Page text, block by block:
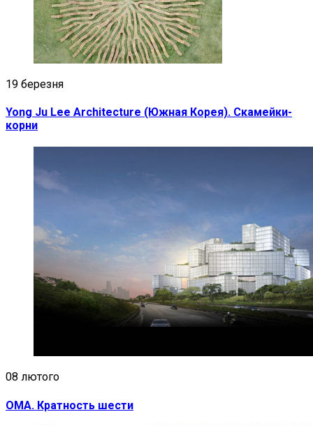
19 березня
Yong Ju Lee Architecture (Южная Корея). Скамейки-
корни
08 лютого
OMA. Кратность шести